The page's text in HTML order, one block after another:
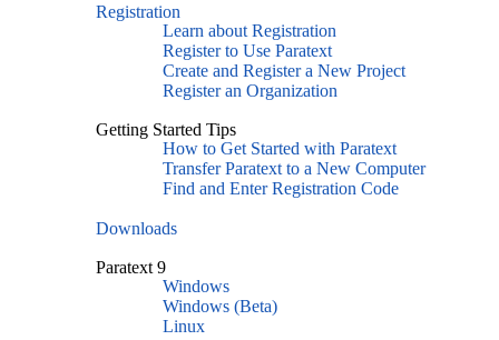
Registration
Learn about Registration
Register to Use Paratext
Create and Register a New Project
Register an Organization
Getting Started Tips
How to Get Started with Paratext
Transfer Paratext to a New Computer
Find and Enter Registration Code
Downloads
Paratext 9
Windows
Windows (Beta)
Linux